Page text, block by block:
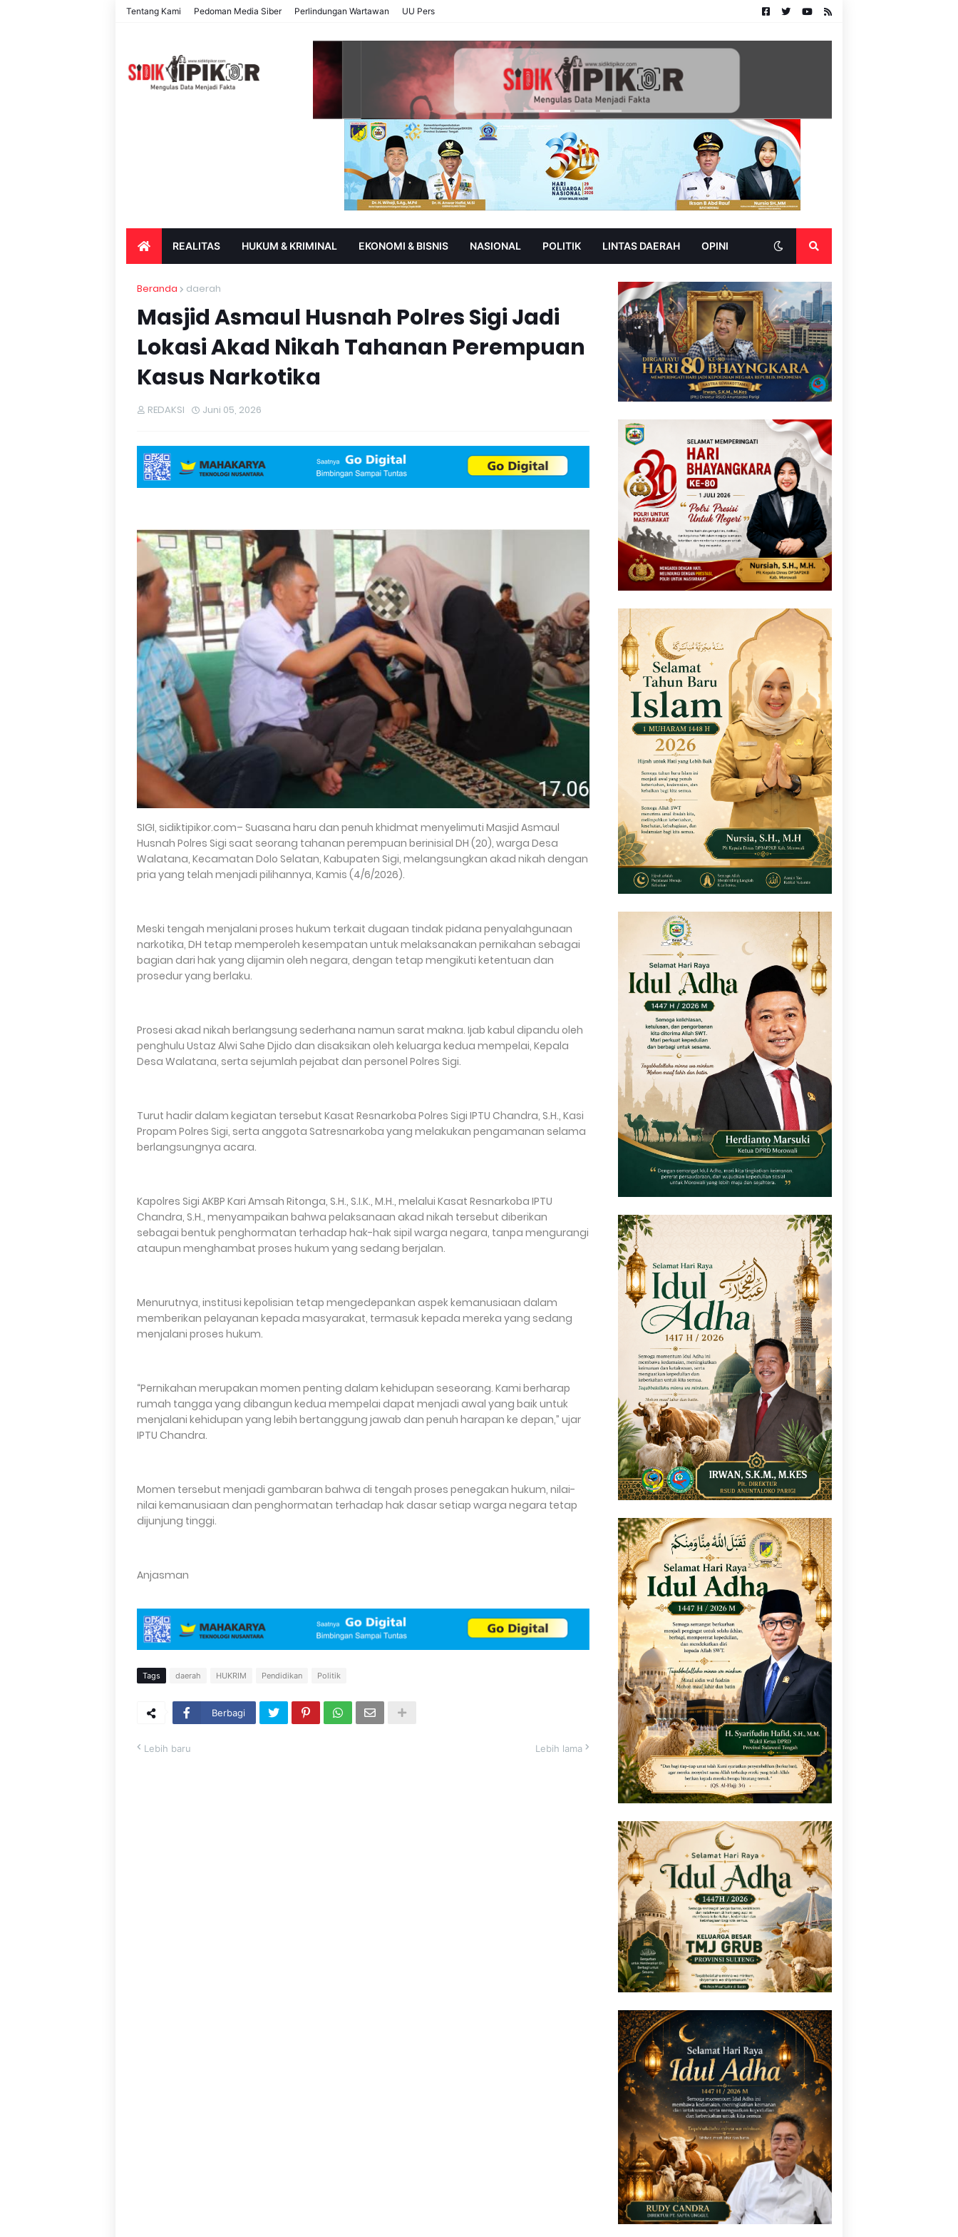
Tentang Kami Pedoman Media Siber Perlindungan Wartawan UU Pers
REALITAS HUKUM & KRIMINAL EKONOMI & BISNIS NASIONAL POLITIK LINTAS DAERAH OPINI
Beranda daerah
Masjid Asmaul Husnah Polres Sigi Jadi
Lokasi Akad Nikah Tahanan Perempuan
Kasus Narkotika
REDAKSI Juni 05, 2026
SIGI, sidiktipikor.com– Suasana haru dan penuh khidmat menyelimuti Masjid Asmaul
Husnah Polres Sigi saat seorang tahanan perempuan berinisial DH (20), warga Desa
Walatana, Kecamatan Dolo Selatan, Kabupaten Sigi, melangsungkan akad nikah dengan
pria yang telah menjadi pilihannya, Kamis (4/6/2026).
Meski tengah menjalani proses hukum terkait dugaan tindak pidana penyalahgunaan
narkotika, DH tetap memperoleh kesempatan untuk melaksanakan pernikahan sebagai
bagian dari hak yang dijamin oleh negara, dengan tetap mengikuti ketentuan dan
prosedur yang berlaku.
Prosesi akad nikah berlangsung sederhana namun sarat makna. Ijab kabul dipandu oleh
penghulu Ustaz Alwi Sahe Djido dan disaksikan oleh keluarga kedua mempelai, Kepala
Desa Walatana, serta sejumlah pejabat dan personel Polres Sigi.
Turut hadir dalam kegiatan tersebut Kasat Resnarkoba Polres Sigi IPTU Chandra, S.H., Kasi
Propam Polres Sigi, serta anggota Satresnarkoba yang melakukan pengamanan selama
berlangsungnya acara.
Kapolres Sigi AKBP Kari Amsah Ritonga, S.H., S.I.K., M.H., melalui Kasat Resnarkoba IPTU
Chandra, S.H., menyampaikan bahwa pelaksanaan akad nikah tersebut diberikan
sebagai bentuk penghormatan terhadap hak-hak sipil warga negara, tanpa mengurangi
ataupun menghambat proses hukum yang sedang berjalan.
Menurutnya, institusi kepolisian tetap mengedepankan aspek kemanusiaan dalam
memberikan pelayanan kepada masyarakat, termasuk kepada mereka yang sedang
menjalani proses hukum.
“Pernikahan merupakan momen penting dalam kehidupan seseorang. Kami berharap
rumah tangga yang dibangun kedua mempelai dapat menjadi awal yang baik untuk
menjalani kehidupan yang lebih bertanggung jawab dan penuh harapan ke depan,” ujar
IPTU Chandra.
Momen tersebut menjadi gambaran bahwa di tengah proses penegakan hukum, nilai-
nilai kemanusiaan dan penghormatan terhadap hak dasar setiap warga negara tetap
dijunjung tinggi.
Anjasman
Tags daerah HUKRIM Pendidikan Politik
Berbagi
Lebih baru Lebih lama